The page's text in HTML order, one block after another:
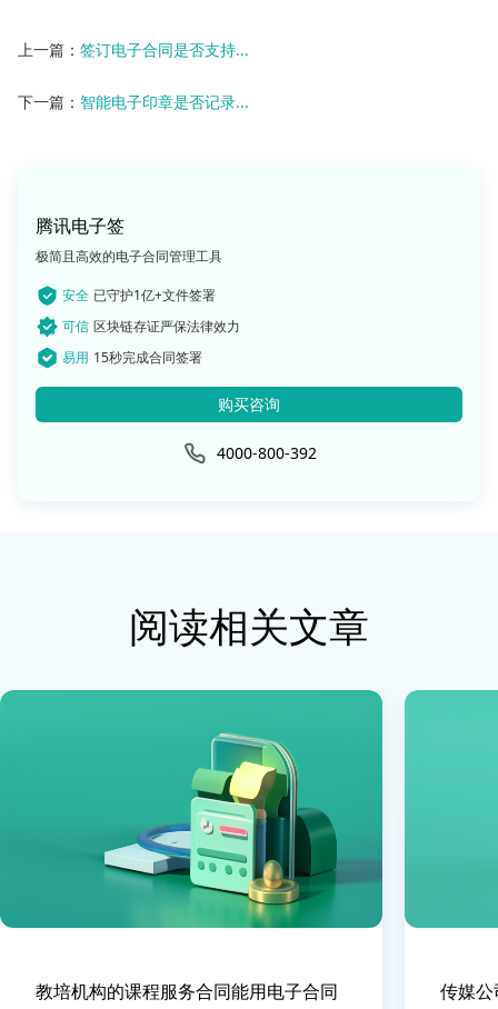
上一篇： 签订电子合同是否支持...
下一篇： 智能电子印章是否记录...
腾讯电子签
极简且高效的电子合同管理工具
安全 已守护1亿+文件签署
可信 区块链存证严保法律效力
易用 15秒完成合同签署
购买咨询
4000-800-392
阅读相关文章
教培机构的课程服务合同能用电子合同
传媒